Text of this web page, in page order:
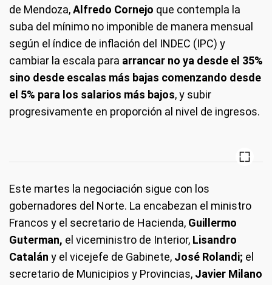
de Mendoza,Alfredo Cornejo que contempla la
suba del mínimo no imponible de manera mensual
según el índice de inflación del INDEC (IPC) y
cambiar la escala para arrancar no ya desde el 35%
sino desde escalas más bajas comenzando desde
el 5% para los salarios más bajos, y subir
progresivamente en proporción al nivel de ingresos.
Este martes la negociación sigue con los
gobernadores del Norte. La encabezan el ministro
Francos y el secretario de Hacienda, Guillermo
Guterman, el viceministro de Interior, Lisandro
Catalán y el vicejefe de Gabinete, José Rolandi; el
secretario de Municipios y Provincias, Javier Milano